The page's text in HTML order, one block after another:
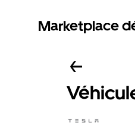
Marketplace